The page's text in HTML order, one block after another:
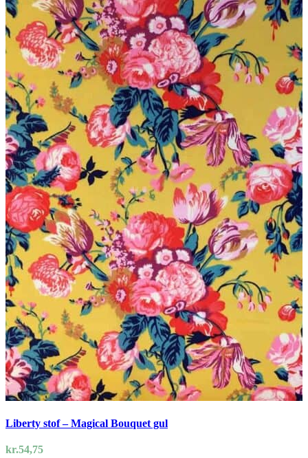
Liberty stof – Magical Bouquet gul
kr.54,75